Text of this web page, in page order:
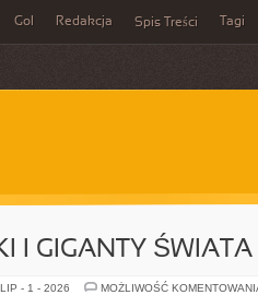
Gol Redakcja Spis Treści Tagi
I GIGANTY ŚWIATA
LIP - 1 - 2026 MOŻLIWOŚĆ